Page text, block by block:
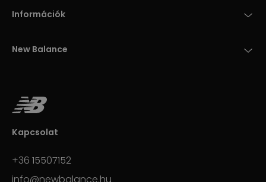
Információk
New Balance
Kapcsolat
+36 15507152
info@newbalance.hu